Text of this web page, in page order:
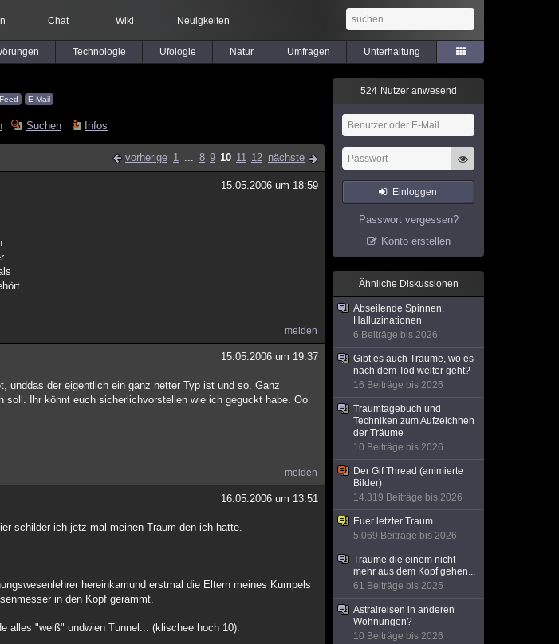
Chat Wiki Neuigkeiten
Technologie Ufologie Natur Umfragen Unterhaltung
Feed E-Mail
Suchen Infos
vorherige 1 ... 8 9 10 11 12 nächste
15.05.2006 um 18:59
melden
15.05.2006 um 19:37
unddas der eigentlich ein ganz netter Typ ist und so. Ganz
Ihr könnt euch sicherlichvorstellen wie ich geguckt habe. Oo
melden
16.05.2006 um 13:51
schilder ich jetz mal meinen Traum den ich hatte.
hereinkamund erstmal die Eltern meines Kumpels
in den Kopf gerammt.
alles "weiß" undwien Tunnel... (klischee hoch 10).
524 Nutzer anwesend
Einloggen
Passwort vergessen?
Konto erstellen
Ähnliche Diskussionen
Abseilende Spinnen,
Halluzinationen
6 Beiträge bis 2026
Gibt es auch Träume, wo es
nach dem Tod weiter geht?
16 Beiträge bis 2026
Traumtagebuch und
Techniken zum Aufzeichnen
der Träume
10 Beiträge bis 2026
Der Gif Thread (animierte
Bilder)
14.319 Beiträge bis 2026
Euer letzter Traum
5.069 Beiträge bis 2026
Träume die einem nicht
mehr aus dem Kopf gehen...
61 Beiträge bis 2025
Astralreisen in anderen
Wohnungen?
10 Beiträge bis 2026